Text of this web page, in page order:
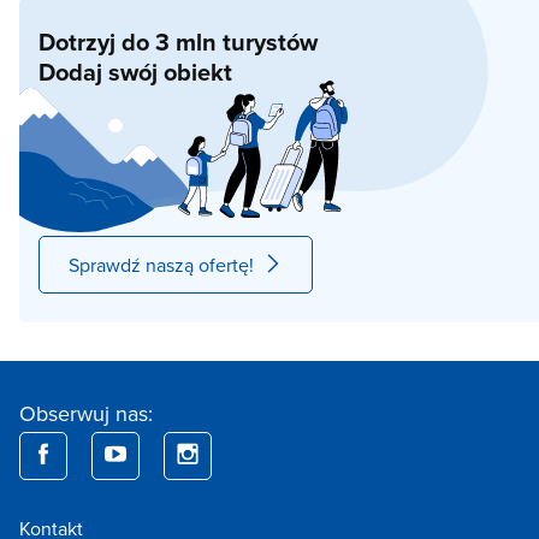
Dotrzyj do 3 mln turystów
Dodaj swój obiekt
Sprawdź naszą ofertę!
Obserwuj nas:
Kontakt